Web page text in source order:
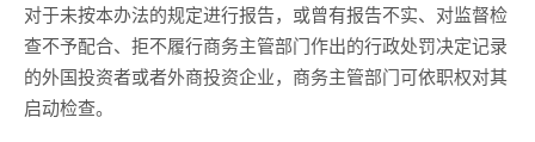
对于未按本办法的规定进行报告，或曾有报告不实、对监督检
查不予配合、拒不履行商务主管部门作出的行政处罚决定记录
的外国投资者或者外商投资企业，商务主管部门可依职权对其
启动检查。